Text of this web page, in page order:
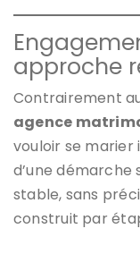
approche
Contrairement
agence
vouloir se marier
d’une
stable, sans
construit par